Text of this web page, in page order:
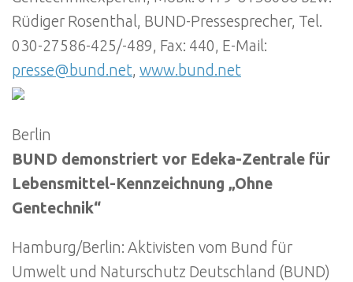
Rüdiger Rosenthal, BUND-Pressesprecher, Tel.
030-27586-425/-489, Fax: 440, E-Mail:
presse@bund.net, www.bund.net
Berlin
BUND demonstriert vor Edeka-Zentrale für
Lebensmittel-Kennzeichnung „Ohne
Gentechnik“
Hamburg/Berlin: Aktivisten vom Bund für
Umwelt und Naturschutz Deutschland (BUND)